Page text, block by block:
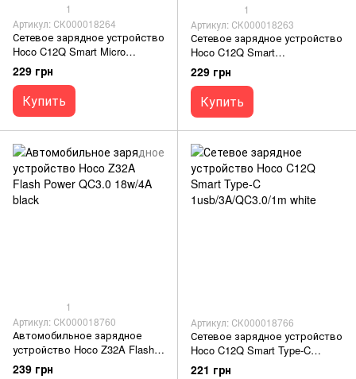
1
Артикул: СК000018264
Сетевое зарядное устройство
Hoco C12Q Smart Micro
1usb/3A/QC3.0/1m white
229 грн
Купить
1
Артикул: СК000018263
Сетевое зарядное устройство
Hoco C12Q Smart
1usb/3A/QC3.0 black
229 грн
Купить
1
Артикул: СК000018760
Автомобильное зарядное
устройство Hoco Z32A Flash
Power QC3.0 18w/4A black
239 грн
Артикул: СК000018766
Сетевое зарядное устройство
Hoco C12Q Smart Type-C
1usb/3A/QC3.0/1m white
221 грн